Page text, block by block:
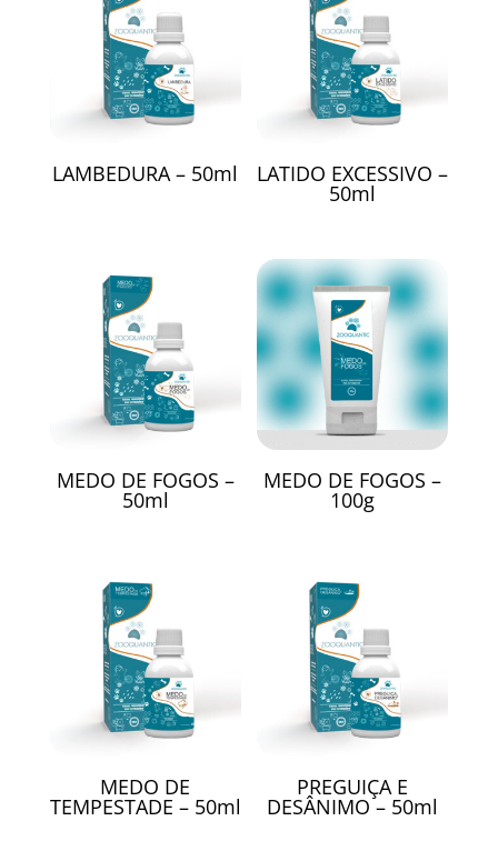
LAMBEDURA – 50ml LATIDO EXCESSIVO –
50ml
MEDO DE FOGOS –
50ml
MEDO DE FOGOS –
100g
MEDO DE
TEMPESTADE – 50ml
PREGUIÇA E
DESÂNIMO – 50ml